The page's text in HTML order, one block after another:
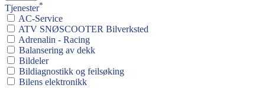
Tjenester*
AC-Service
ATV SNØSCOOTER Bilverksted
Adrenalin - Racing
Balansering av dekk
Bildeler
Bildiagnostikk og feilsøking
Bilens elektronikk